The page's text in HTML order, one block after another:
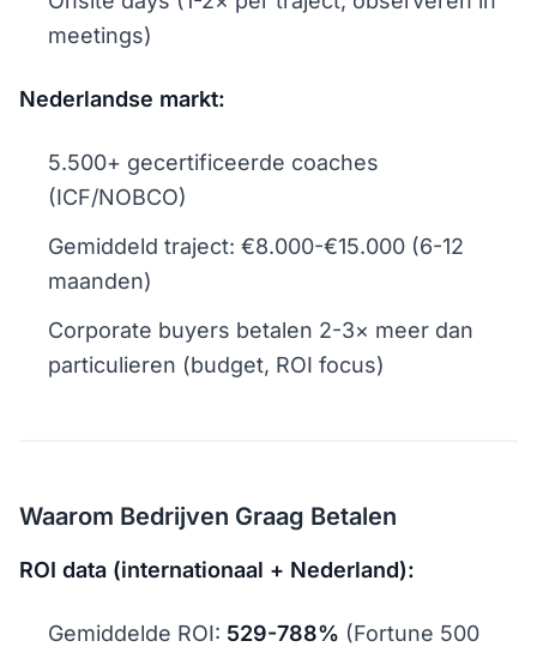
meetings)
Nederlandse markt:
5.500+ gecertificeerde coaches
(ICF/NOBCO)
Gemiddeld traject: €8.000-€15.000 (6-12
maanden)
Corporate buyers betalen 2-3× meer dan
particulieren (budget, ROI focus)
Waarom Bedrijven Graag Betalen
ROI data (internationaal + Nederland):
Gemiddelde ROI: 529-788% (Fortune 500